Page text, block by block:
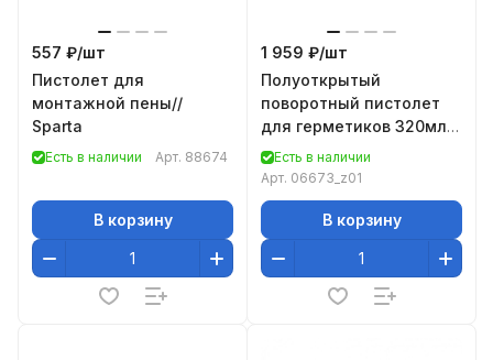
557 ₽/шт
Пистолет для
монтажной пены//
Sparta
Есть в наличии Арт. 88674
В корзину
1 959 ₽/шт
Полуоткрытый
поворотный пистолет
для герметиков 320мл
KRAFTOOL INDUSTRIAL
06673_z01
Есть в наличии
Арт. 06673_z01
В корзину